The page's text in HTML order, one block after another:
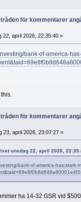
tråden för kommentarer
22, april 2026, 22:35:40 »
bank-of-america-
tråden för kommentarer
23, april 2026, 23:07:27 »
onsdag 22, april 2026,
bank-of-america-has-stark-
ha 14-32 GSR vid